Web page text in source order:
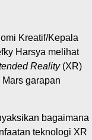
Kreatif/Kepala
Harsya melihat
Reality(XR)
garapan
bagaimana
teknologi XR